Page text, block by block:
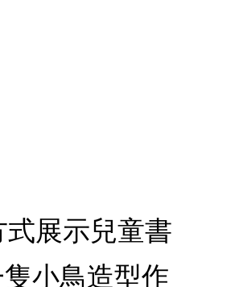
展示兒童書
小鳥造型作